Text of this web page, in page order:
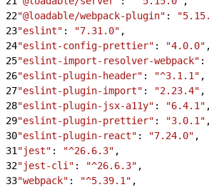
22"@loadable/webpack-plugin" :
23"eslint" : "7.31.0" ,
24"eslint-config-prettier" : "4.0.0" ,
25"eslint-import-resolver-webpack" :
26"eslint-plugin-header" : "^3.1.1" ,
27"eslint-plugin-import" : "2.23.4" ,
28"eslint-plugin-jsx-a11y" : "6.4.1" ,
29"eslint-plugin-prettier" : "3.0.1" ,
30"eslint-plugin-react" : "7.24.0" ,
31 "jest" : "^26.6.3" ,
32"jest-cli" : "^26.6.3" ,
33"webpack" : "^5.39.1" ,